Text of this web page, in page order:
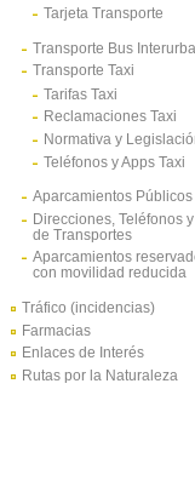
Tarjeta Transporte
Transporte Bus
Transporte Taxi
Tarifas Taxi
Reclamaciones Taxi
Normativa y
Teléfonos y Apps Taxi
Aparcamientos Públicos
Direcciones, Teléfonos
de Transportes
Aparcamientos
con movilidad reducida
Tráfico (incidencias)
Farmacias
Enlaces de Interés
Rutas por la Naturaleza